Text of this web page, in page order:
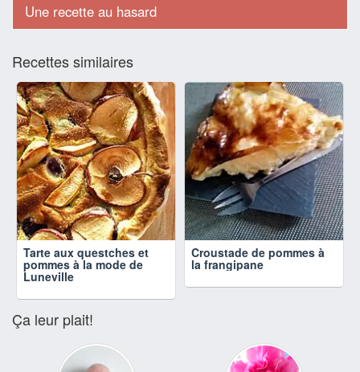
Une recette au hasard
Recettes similaires
Tarte aux questches et
pommes à la mode de
Luneville
Croustade de pommes à
la frangipane
Ça leur plait!